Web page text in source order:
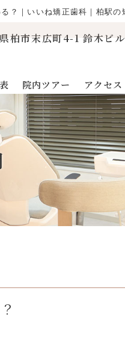
？｜いいね矯正歯科｜柏駅
柏市末広町4-1 鈴木ビ
院内ツアー アクセス